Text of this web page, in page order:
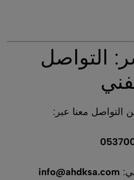
التواصل
التواصل معنا عبر:
info@ahdksa.com